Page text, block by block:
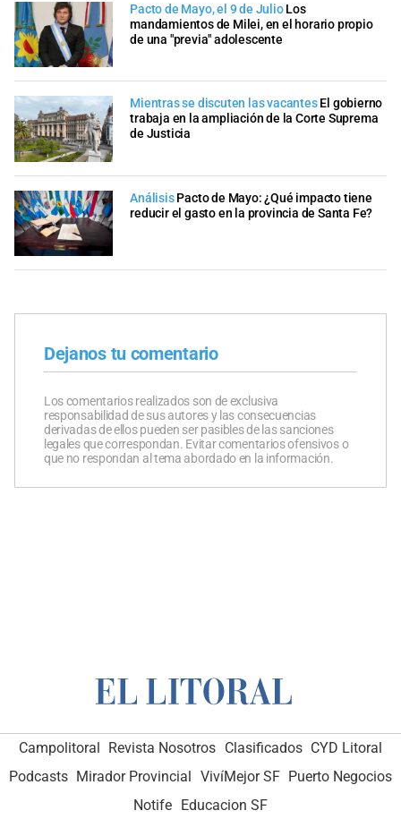
Pacto de Mayo, el 9 de Julio Los
mandamientos de Milei, en el horario propio
de una "previa" adolescente
Mientras se discuten las vacantes El gobierno
trabaja en la ampliación de la Corte Suprema
de Justicia
Análisis Pacto de Mayo: ¿Qué impacto tiene
reducir el gasto en la provincia de Santa Fe?
Dejanos tu comentario
Los comentarios realizados son de exclusiva
responsabilidad de sus autores y las consecuencias
derivadas de ellos pueden ser pasibles de las sanciones
legales que correspondan. Evitar comentarios ofensivos o
que no respondan al tema abordado en la información.
Campolitoral Revista Nosotros Clasificados CYD Litoral
Podcasts Mirador Provincial VivíMejor SF Puerto Negocios
Notife Educacion SF